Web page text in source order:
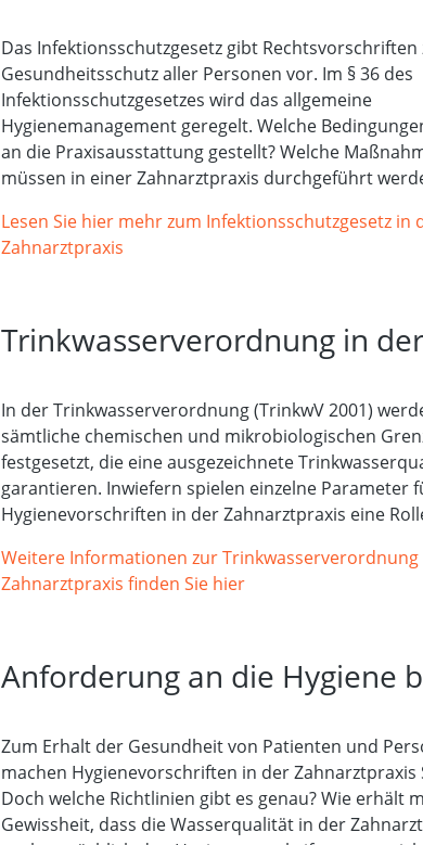
Das Infektionsschutzgesetz gibt Rechtsvorschriften
Gesundheitsschutz aller Personen vor. Im § 36 des
Infektionsschutzgesetzes wird das allgemeine
Hygienemanagement geregelt. Welche
an die Praxisausstattung gestellt? Welche
müssen in einer Zahnarztpraxis durchgeführt
Lesen Sie hier mehr zum Infektionsschutzgesetz in
Zahnarztpraxis
Trinkwasserverordnung in
In der Trinkwasserverordnung (TrinkwV 2001)
sämtliche chemischen und mikrobiologischen
festgesetzt, die eine ausgezeichnete
garantieren. Inwiefern spielen einzelne Parameter
Hygienevorschriften in der Zahnarztpraxis eine
Weitere Informationen zur
Zahnarztpraxis finden Sie hier
Anforderung an die Hygiene
Zum Erhalt der Gesundheit von Patienten und
machen Hygienevorschriften in der Zahnarztpraxis
Doch welche Richtlinien gibt es genau? Wie erhält
Gewissheit, dass die Wasserqualität in der